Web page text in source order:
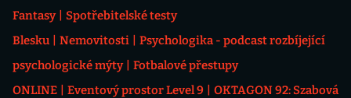
Fantasy
Spotřebitelské testy
Blesku
Nemovitosti
Psychologika - podcast rozbíjející
psychologické mýty
Fotbalové přestupy
ONLINE
Eventový prostor Level 9
OKTAGON 92: Szabová